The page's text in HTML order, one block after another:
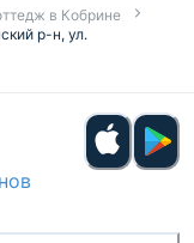
в Кобрине
р-н, ул.